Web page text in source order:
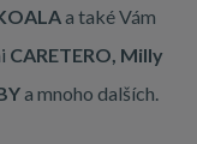
a také Vám
CARETERO, Milly
a mnoho dalších.